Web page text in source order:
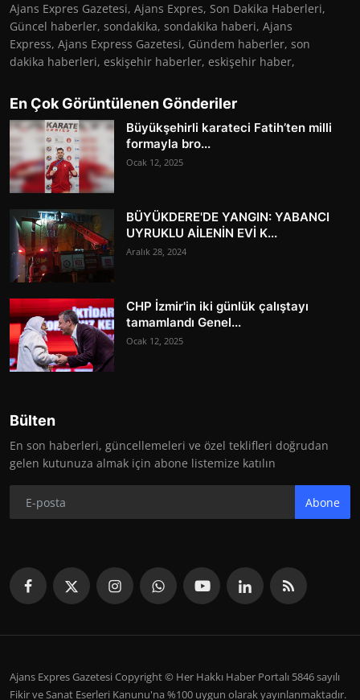
Ajans Expres Gazetesi, Ajans Expres, Son Dakika Haberleri,
Güncel haberler, sondakika, sondakika haberi, Ajans
Express, Ajans Express Gazetesi, Gündem haberler, son
dakika haberleri, eskişehir haberler, eskişehir haber,
En Çok Görüntülenen Gönderiler
Büyükşehirli karateci Fatih’ten milli
formayla bro...
Ocak 12, 2025
BÜYÜKDERE'DE YANGIN: YABANCI
UYRUKLU AİLENİN EVİ K...
Aralık 28, 2024
CHP İzmir'in iki günlük çalıştayı
tamamlandı Genel...
Ocak 12, 2025
Bülten
En son haberleri, güncellemeleri ve özel teklifleri doğrudan
gelen kutunuza almak için abone listemize katılın
Abone
Ajans Expres Gazetesi Copyright © Her Hakkı Haber Portalı 5846 sayılı
Fikir ve Sanat Eserleri Kanunu'na %100 uygun olarak yayınlanmaktadır.